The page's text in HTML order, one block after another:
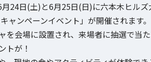
24日(土)と6月25日(日)に六本木ヒル
ンペーンイベント」が開催されます。
を会場に設置され、来場者に抽選で当
トが！